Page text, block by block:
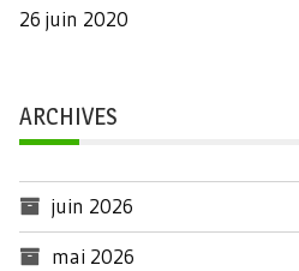
26 juin 2020
ARCHIVES
juin 2026
mai 2026